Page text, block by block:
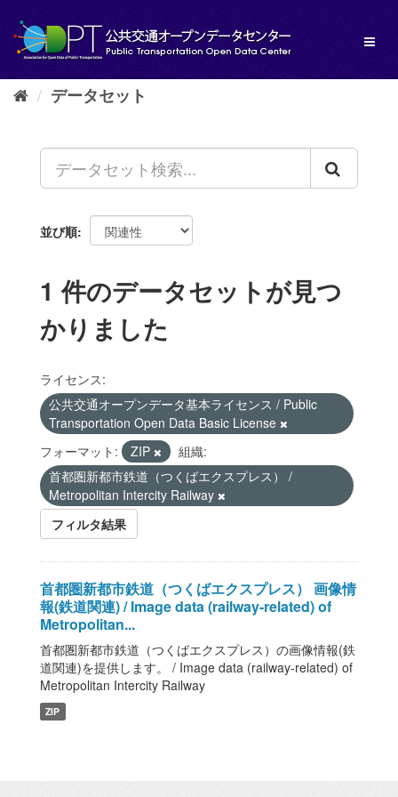
し
データセット
並び順
1 件のデータセットが見つ
かりました
ライセンス:
公共交通オープンデータ基本ライセンス / Public
Transportation Open Data Basic License
フォーマット:
ZIP
組織:
首都圏新都市鉄道（つくばエクスプレス） /
Metropolitan Intercity Railway
フィルタ結果
首都圏新都市鉄道（つくばエクスプレス） 画像情
報(鉄道関連) / Image data (railway-related) of
Metropolitan...
首都圏新都市鉄道（つくばエクスプレス）の画像情報(鉄
道関連)を提供します。 / Image data (railway-related) of
Metropolitan Intercity Railway
ZIP